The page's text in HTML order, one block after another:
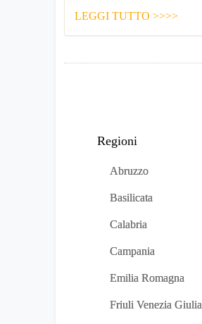
LEGGI TUTTO >>>>
Regioni
Abruzzo
Basilicata
Calabria
Campania
Emilia Romagna
Friuli Venezia Giulia